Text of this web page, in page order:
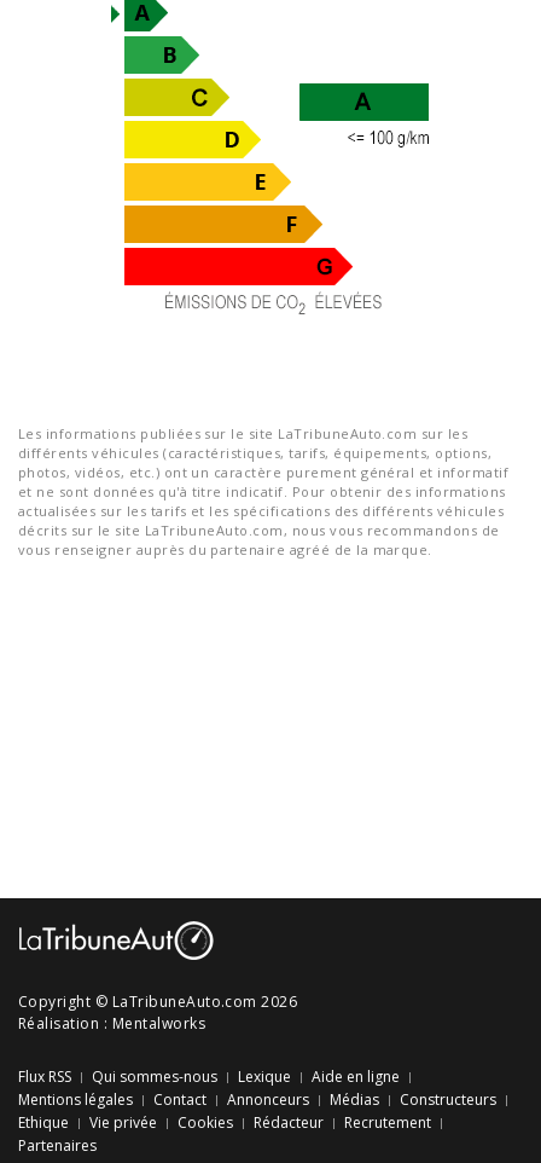
Les informations publiées sur le site LaTribuneAuto.com sur les
différents véhicules (caractéristiques, tarifs, équipements, options,
photos, vidéos, etc.) ont un caractère purement général et informatif
et ne sont données qu'à titre indicatif. Pour obtenir des informations
actualisées sur les tarifs et les spécifications des différents véhicules
décrits sur le site LaTribuneAuto.com, nous vous recommandons de
vous renseigner auprès du partenaire agréé de la marque.
Copyright © LaTribuneAuto.com 2026
Réalisation : Mentalworks
Flux RSS Qui sommes-nous Lexique
Aide en ligne
Mentions légales
Contact Annonceurs Médias
Constructeurs
Ethique
Vie privée Cookies Rédacteur
Recrutement
Partenaires